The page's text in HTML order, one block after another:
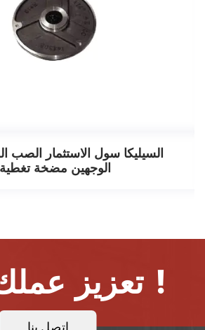
السيليكا سول الاستثمار
الوجهين مضخة تغطية
تعزيز عملك معنا !
اتصل بنا